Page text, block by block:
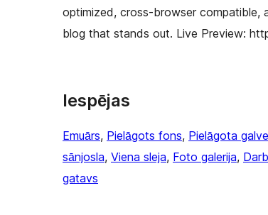
optimized, cross-browser compatible,
blog that stands out. Live Preview:
Iespējas
Emuārs, Pielāgots fons, Pielāgota
sānjosla, Viena sleja, Foto galerija,
gatavs